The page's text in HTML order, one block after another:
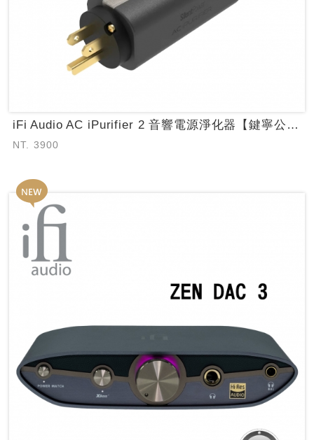
iFi Audio AC iPurifier 2 音響電源淨化器【鍵寧公司貨保固...
NT. 3900